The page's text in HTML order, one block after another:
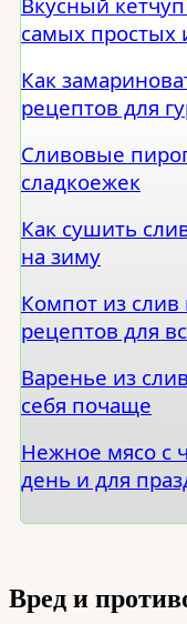
самых простых
Как
рецептов для
Сливовые
сладкоежек
Как сушить
на зиму
Компот из
рецептов для
Варенье из
себя почаще
Нежное мясо с
день и для
Вред и